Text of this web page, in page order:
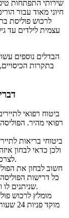
שירותי התפתחות
חיוני מאוד עבור
לרכוש פוליסת
הבדלים נוספים
בתקרות
ביטוח רפואי
רפואי מהיר.
ביטוחי בריאות
ולכן כדאי לבחון
לצרכים שלו ולאופי הפעילות שלו באופן אופטימלי.
חשוב לבחון את
כל דרישות
שניתנים לו והמקרים בהם הוא רשאי לממש את הפוליסה.
מומלץ לרכוש